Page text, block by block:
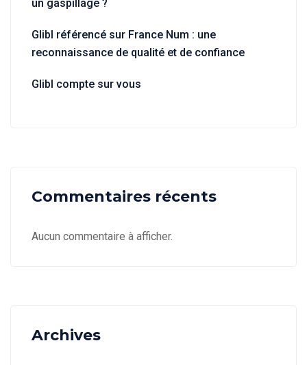
un gaspillage ?
Glibl référencé sur France Num : une
reconnaissance de qualité et de confiance
Glibl compte sur vous
Commentaires récents
Aucun commentaire à afficher.
Archives